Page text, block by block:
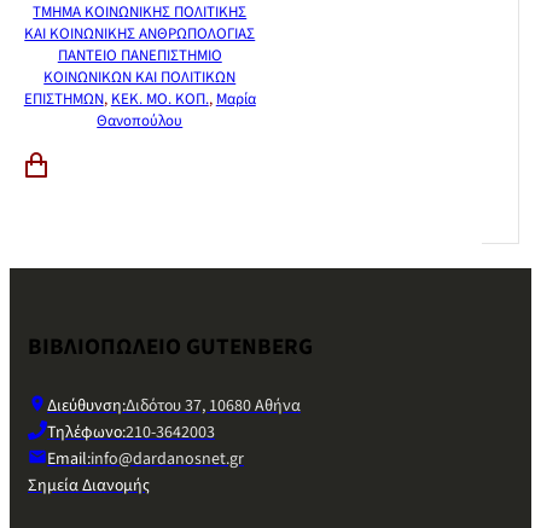
ΤΜΗΜΑ ΚΟΙΝΩΝΙΚΗΣ ΠΟΛΙΤΙΚΗΣ
ΚΑΙ ΚΟΙΝΩΝΙΚΗΣ ΑΝΘΡΩΠΟΛΟΓΙΑΣ
ΠΑΝΤΕΙΟ ΠΑΝΕΠΙΣΤΗΜΙΟ
ΚΟΙΝΩΝΙΚΩΝ ΚΑΙ ΠΟΛΙΤΙΚΩΝ
ΕΠΙΣΤΗΜΩΝ, ΚΕΚ. ΜΟ. ΚΟΠ., Μαρία
Θανοπούλου
ΒΙΒΛΙΟΠΩΛΕΙΟ GUTENBERG
Διεύθυνση:Διδότου 37, 10680 Αθήνα
Τηλέφωνο:210-3642003
Email:info@dardanosnet.gr
Σημεία Διανομής